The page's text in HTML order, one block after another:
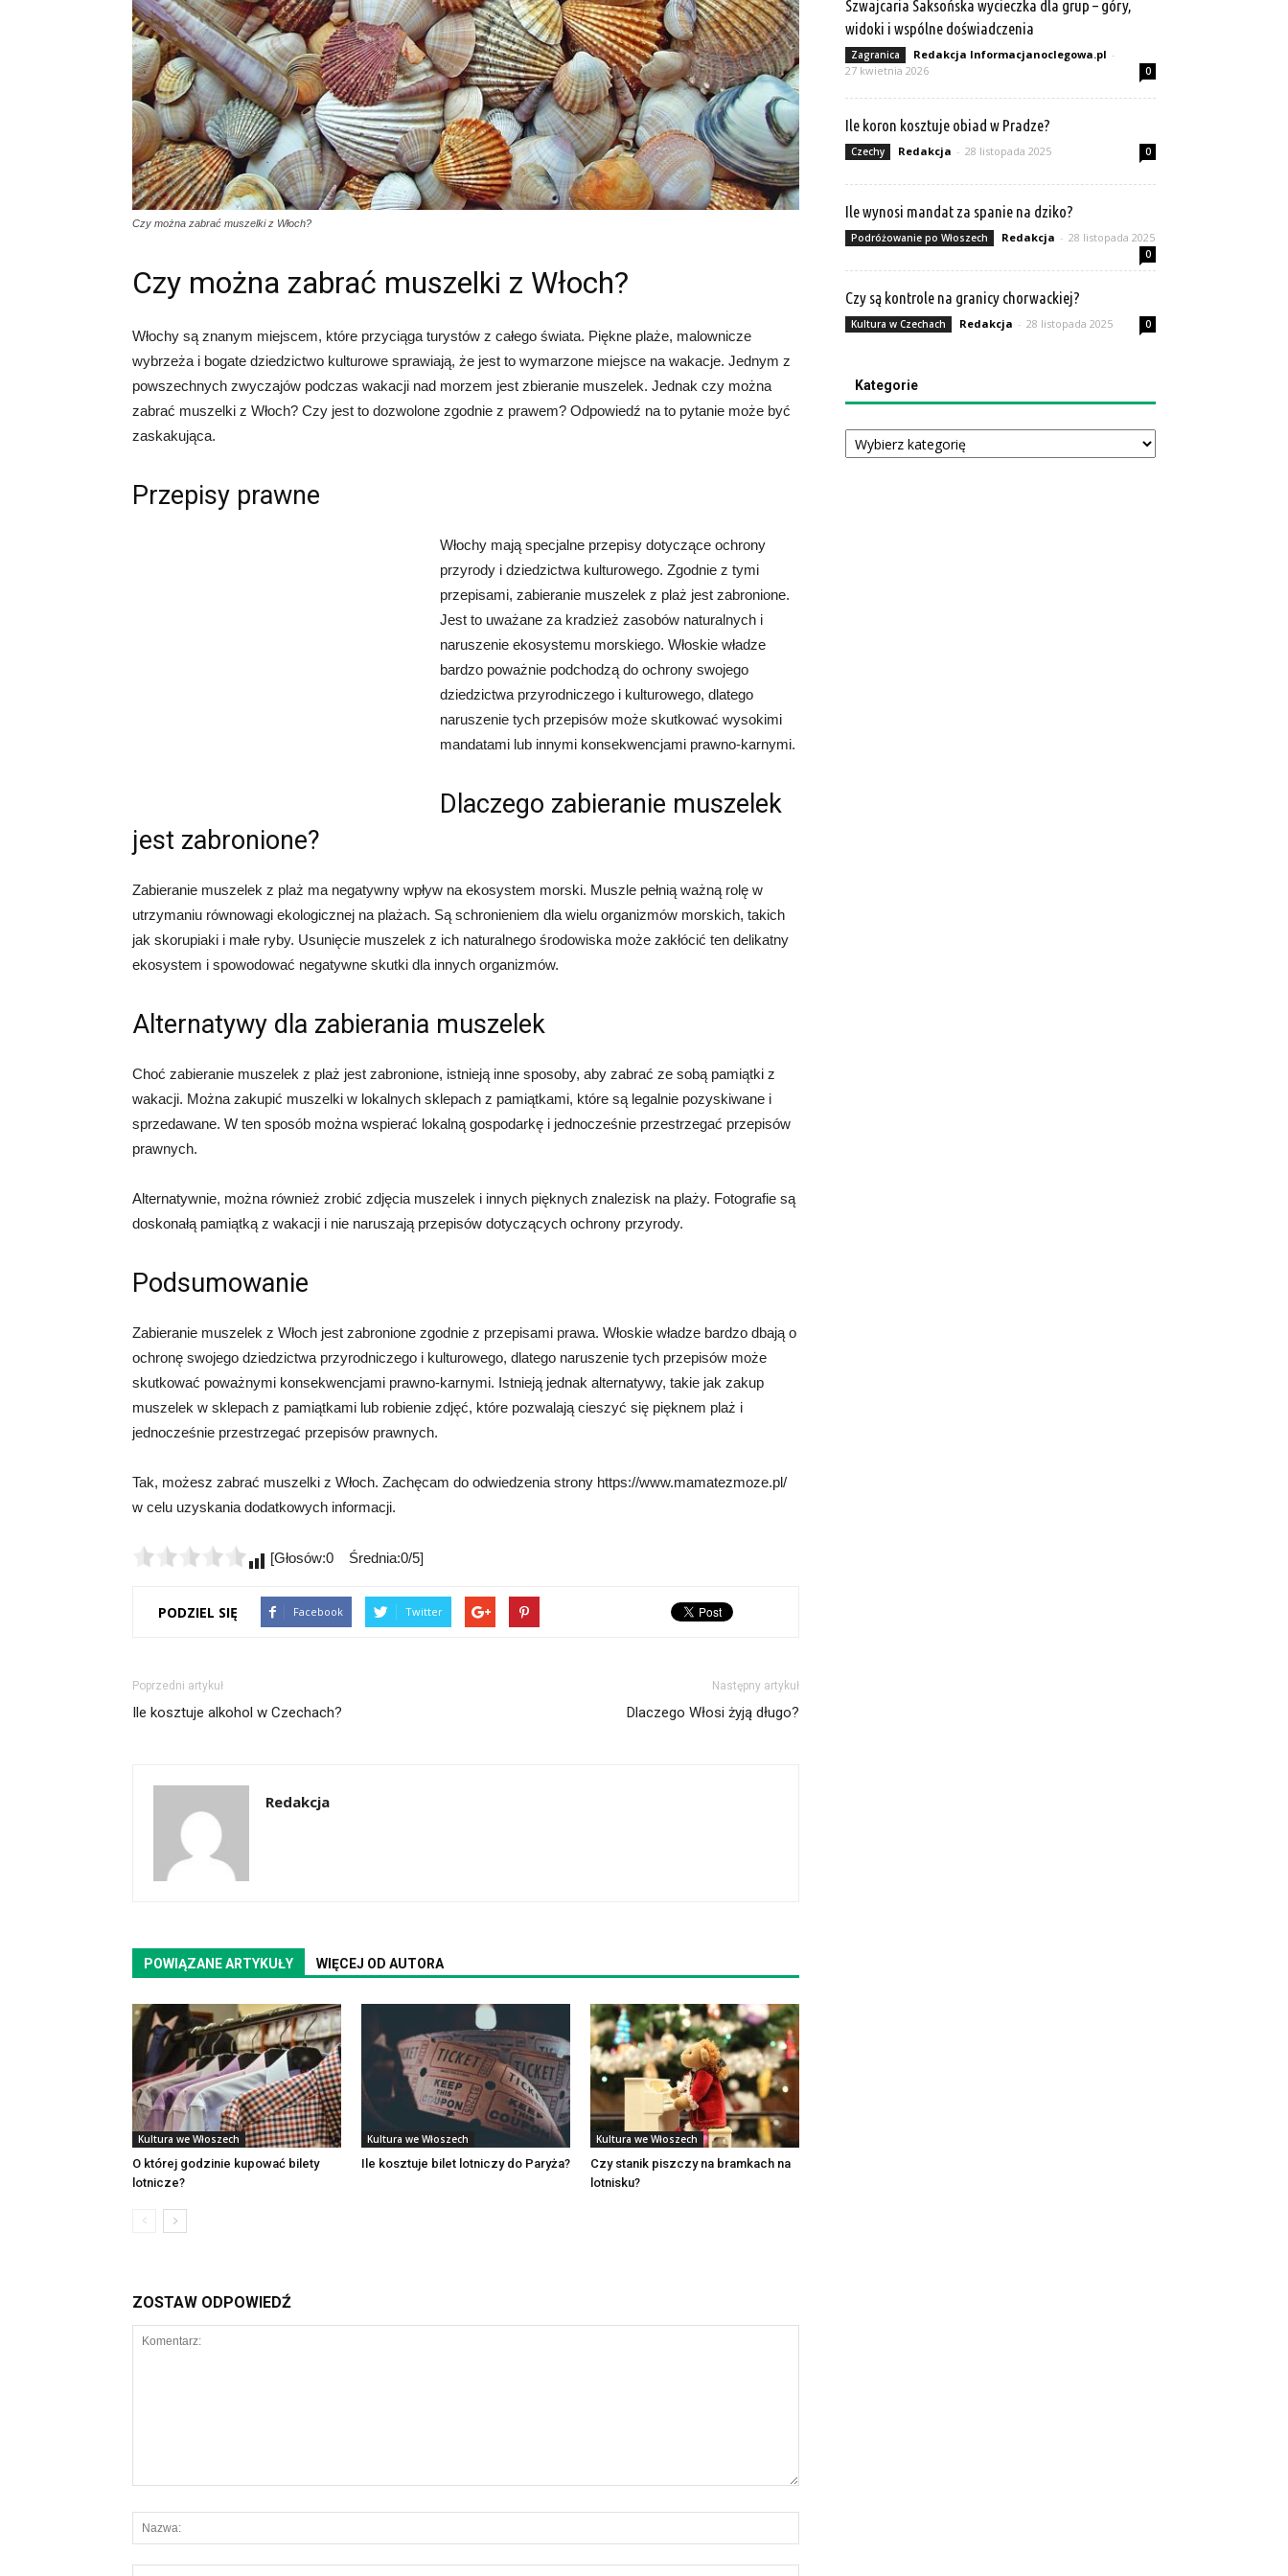
Czy można zabrać muszelki z Włoch?
Czy można zabrać muszelki z Włoch?
Włochy są znanym miejscem, które przyciąga turystów z całego świata. Piękne plaże, malownicze
wybrzeża i bogate dziedzictwo kulturowe sprawiają, że jest to wymarzone miejsce na wakacje. Jednym z
powszechnych zwyczajów podczas wakacji nad morzem jest zbieranie muszelek. Jednak czy można
zabrać muszelki z Włoch? Czy jest to dozwolone zgodnie z prawem? Odpowiedź na to pytanie może być
zaskakująca.
Przepisy prawne
Włochy mają specjalne przepisy dotyczące ochrony
przyrody i dziedzictwa kulturowego. Zgodnie z tymi
przepisami, zabieranie muszelek z plaż jest zabronione.
Jest to uważane za kradzież zasobów naturalnych i
naruszenie ekosystemu morskiego. Włoskie władze
bardzo poważnie podchodzą do ochrony swojego
dziedzictwa przyrodniczego i kulturowego, dlatego
naruszenie tych przepisów może skutkować wysokimi
mandatami lub innymi konsekwencjami prawno-karnymi.
Dlaczego zabieranie muszelek
jest zabronione?
Zabieranie muszelek z plaż ma negatywny wpływ na ekosystem morski. Muszle pełnią ważną rolę w
utrzymaniu równowagi ekologicznej na plażach. Są schronieniem dla wielu organizmów morskich, takich
jak skorupiaki i małe ryby. Usunięcie muszelek z ich naturalnego środowiska może zakłócić ten delikatny
ekosystem i spowodować negatywne skutki dla innych organizmów.
Alternatywy dla zabierania muszelek
Choć zabieranie muszelek z plaż jest zabronione, istnieją inne sposoby, aby zabrać ze sobą pamiątki z
wakacji. Można zakupić muszelki w lokalnych sklepach z pamiątkami, które są legalnie pozyskiwane i
sprzedawane. W ten sposób można wspierać lokalną gospodarkę i jednocześnie przestrzegać przepisów
prawnych.
Alternatywnie, można również zrobić zdjęcia muszelek i innych pięknych znalezisk na plaży. Fotografie są
doskonałą pamiątką z wakacji i nie naruszają przepisów dotyczących ochrony przyrody.
Podsumowanie
Zabieranie muszelek z Włoch jest zabronione zgodnie z przepisami prawa. Włoskie władze bardzo dbają o
ochronę swojego dziedzictwa przyrodniczego i kulturowego, dlatego naruszenie tych przepisów może
skutkować poważnymi konsekwencjami prawno-karnymi. Istnieją jednak alternatywy, takie jak zakup
muszelek w sklepach z pamiątkami lub robienie zdjęć, które pozwalają cieszyć się pięknem plaż i
jednocześnie przestrzegać przepisów prawnych.
Tak, możesz zabrać muszelki z Włoch. Zachęcam do odwiedzenia strony https://www.mamatezmoze.pl/
w celu uzyskania dodatkowych informacji.
[Głosów:0 Średnia:0/5]
PODZIEL SIĘ Facebook Twitter
Poprzedni artykuł
Ile kosztuje alkohol w Czechach?
Następny artykuł
Dlaczego Włosi żyją długo?
Redakcja
POWIĄZANE ARTYKUŁY WIĘCEJ OD AUTORA
Kultura we Włoszech
O której godzinie kupować bilety
lotnicze?
Kultura we Włoszech
Ile kosztuje bilet lotniczy do Paryża?
Kultura we Włoszech
Czy stanik piszczy na bramkach na
lotnisku?
ZOSTAW ODPOWIEDŹ
Szwajcaria Saksońska wycieczka dla grup – góry,
widoki i wspólne doświadczenia
Zagranica Redakcja Informacjanoclegowa.pl -
27 kwietnia 2026
0
Ile koron kosztuje obiad w Pradze?
Czechy Redakcja - 28 listopada 2025 0
Ile wynosi mandat za spanie na dziko?
Podróżowanie po Włoszech Redakcja - 28 listopada 2025
0
Czy są kontrole na granicy chorwackiej?
Kultura w Czechach Redakcja - 28 listopada 2025 0
Kategorie
Kategorie